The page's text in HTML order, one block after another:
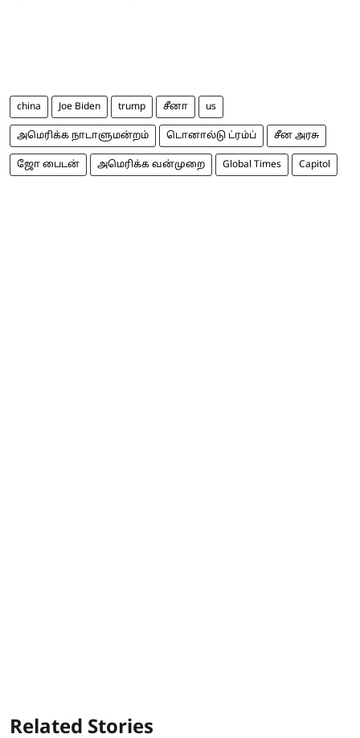
china Joe Biden trump சீனா us
அமெரிக்க நாடாளுமன்றம் டொனால்டு ட்ரம்ப் சீன அரசு
ஜோ பைடன் அமெரிக்க வன்முறை Global Times Capitol
Related Stories